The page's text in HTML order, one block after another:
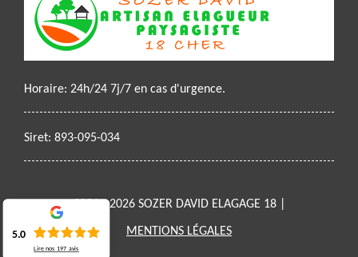
Horaire: 24h/24 7j/7 en cas d'urgence.
Siret: 893-095-034
2021 - 2026 SOZER DAVID ELAGAGE 18 |
MENTIONS LÉGALES
5.0
Lire nos197 avis